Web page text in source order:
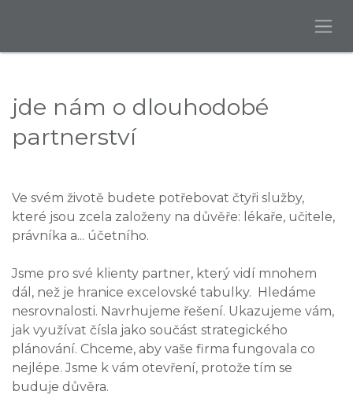
jde nám o dlouhodobé
partnerství
Ve svém životě budete potřebovat čtyři služby,
které jsou zcela založeny na důvěře: lékaře, učitele,
právníka a... účetního.
Jsme pro své klienty partner, který vidí mnohem
dál, než je hranice excelovské tabulky. Hledáme
nesrovnalosti. Navrhujeme řešení. Ukazujeme vám,
jak využívat čísla jako součást strategického
plánování. Chceme, aby vaše firma fungovala co
nejlépe. Jsme k vám otevření, protože tím se
buduje důvěra.